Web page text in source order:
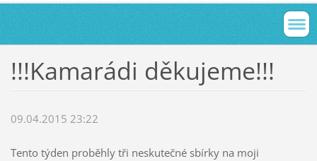
!!!Kamarádi děkujeme!!!
09.04.2015 23:22
Tento týden proběhly tři neskutečné sbírky na moji